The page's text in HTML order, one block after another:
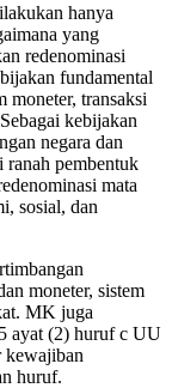
hanya
yang
redenominasi
fundamental
moneter, transaksi
kebijakan
negara dan
ranah pembentuk
mata
sosial, dan
moneter, sistem
MK juga
ayat (2) huruf c UU
kewajiban
huruf.